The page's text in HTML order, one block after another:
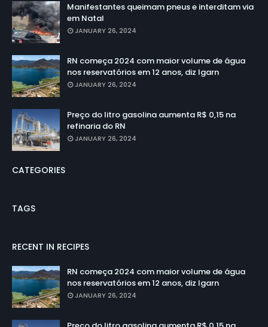
Manifestantes queimam pneus e interditam via
em Natal
JANUARY 26, 2024
RN começa 2024 com maior volume de água
nos reservatórios em 12 anos, diz Igarn
JANUARY 26, 2024
Preço do litro gasolina aumenta R$ 0,15 na
refinaria do RN
JANUARY 26, 2024
CATEGORIES
TAGS
RECENT IN RECIPES
RN começa 2024 com maior volume de água
nos reservatórios em 12 anos, diz Igarn
JANUARY 26, 2024